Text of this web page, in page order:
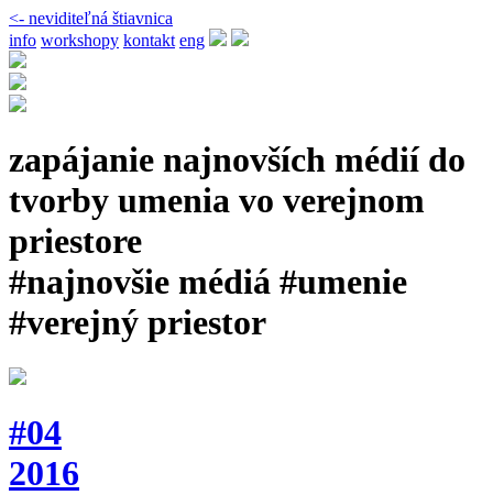
<- neviditeľná štiavnica
info workshopy kontakt eng
zapájanie najnovších médií do
tvorby umenia vo verejnom
priestore
#najnovšie médiá #umenie
#verejný priestor
#04
2016